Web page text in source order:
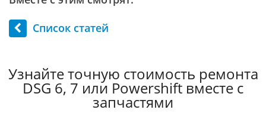
Список статей
Узнайте точную стоимость ремонта
DSG 6, 7 или Powershift вместе с
запчастями